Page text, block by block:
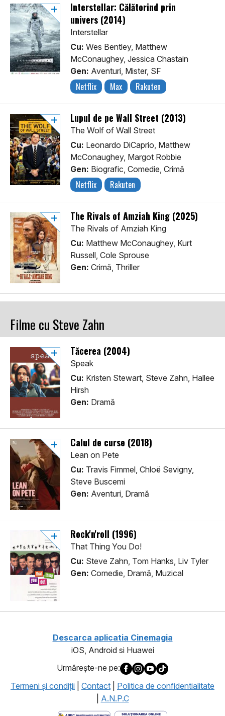
Interstellar: Călătorind prin
univers (2014)
Interstellar
Cu: Wes Bentley, Matthew
McConaughey, Jessica Chastain
Gen: Aventuri, Mister, SF
Netflix Max Rakuten
Lupul de pe Wall Street (2013)
The Wolf of Wall Street
Cu: Leonardo DiCaprio, Matthew
McConaughey, Margot Robbie
Gen: Biografic, Comedie, Crimă
Netflix Rakuten
The Rivals of Amziah King (2025)
The Rivals of Amziah King
Cu: Matthew McConaughey, Kurt
Russell, Cole Sprouse
Gen: Crimă, Thriller
Filme cu Steve Zahn
Tăcerea (2004)
Speak
Cu: Kristen Stewart, Steve Zahn, Hallee
Hirsh
Gen: Dramă
Calul de curse (2018)
Lean on Pete
Cu: Travis Fimmel, Chloë Sevigny,
Steve Buscemi
Gen: Aventuri, Dramă
Rock'n'roll (1996)
That Thing You Do!
Cu: Steve Zahn, Tom Hanks, Liv Tyler
Gen: Comedie, Dramă, Muzical
Descarca aplicatia Cinemagia
iOS, Android si Huawei
Urmăreşte-ne pe:
Termeni şi condiţii
Contact
Politica de confidentialitate
A.N.P.C